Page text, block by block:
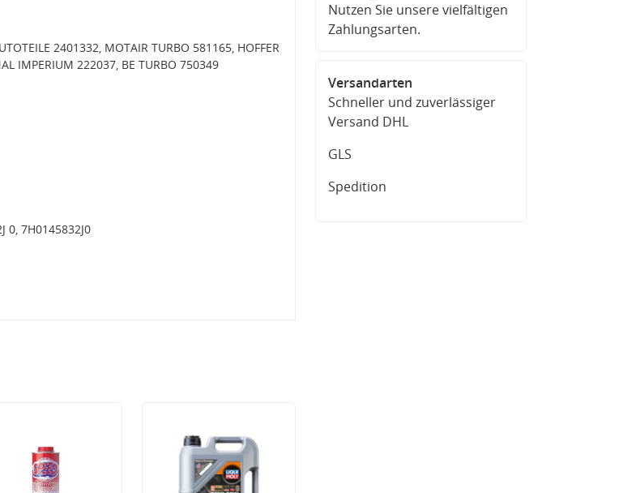
2401332, MOTAIR TURBO 581165, HOFFER
IMPERIUM 222037, BE TURBO 750349
0, 7H0145832J0
Nutzen Sie unsere vielfältigen
Zahlungsarten.
Versandarten
Schneller und zuverlässiger
Versand DHL
GLS
Spedition